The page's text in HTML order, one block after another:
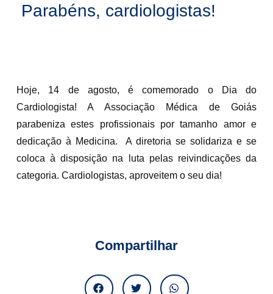
Parabéns, cardiologistas!
Hoje, 14 de agosto, é comemorado o Dia do
Cardiologista! A Associação Médica de Goiás
parabeniza estes profissionais por tamanho amor e
dedicação à Medicina. A diretoria se solidariza e se
coloca à disposição na luta pelas reivindicações da
categoria. Cardiologistas, aproveitem o seu dia!
Compartilhar